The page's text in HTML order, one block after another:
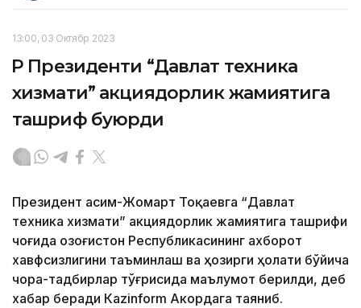
13:00, 03 Октябр 2023
ҚР Президенти “Давлат техника
хизмати” акциядорлик жамиятига
ташриф буюрди
Президент Қасим-Жомарт Тоқаевга “Давлат
техника хизмати” акциядорлик жамиятига ташрифи
чоғида Қозоғистон Республикасининг ахборот
хавфсизлигини таъминлаш ва ҳозирги ҳолати бўйича
чора-тадбирлар тўғрисида маълумот берилди, деб
хабар беради Каzinform Акордага таяниб.